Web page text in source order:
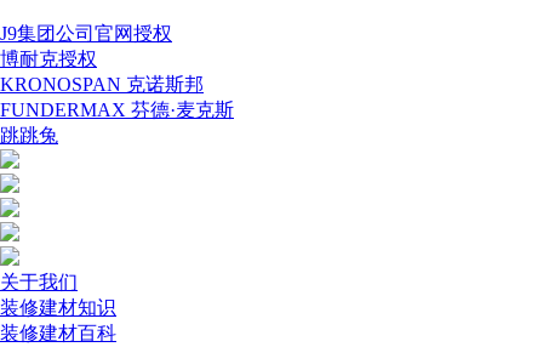
J9集团公司官网授权
博耐克授权
KRONOSPAN 克诺斯邦
FUNDERMAX 芬德·麦克斯
跳跳兔
关于我们
装修建材知识
装修建材百科